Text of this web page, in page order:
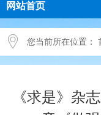
网站首页
您当前所在位置：
《求是》杂